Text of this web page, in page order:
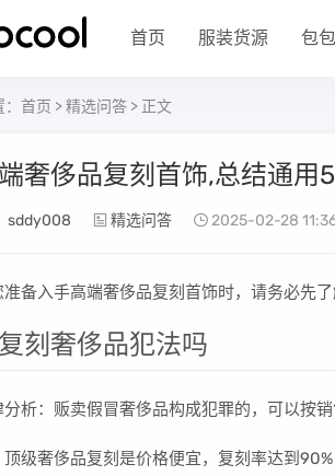
首页 服装货源 包
首页 >精选问答 > 正文
奢侈品复刻首饰,总结通用
sddy008 精选问答 2025-02-28
准备入手高端奢侈品复刻首饰时，请务必先
刻奢侈品犯法吗
分析：贩卖假冒奢侈品构成犯罪的，可以按
顶级奢侈品复刻是价格便宜，复刻率达到